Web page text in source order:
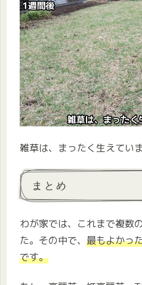
雑草は、まったく生えていま
まとめ
わが家では、これまで複数
た。その中で、 最もよかっ
です。